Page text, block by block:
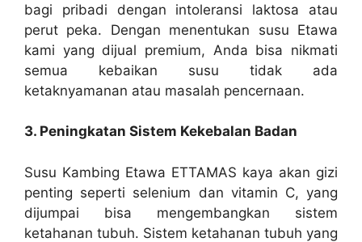
bagi pribadi dengan intoleransi laktosa atau
perut peka. Dengan menentukan susu Etawa
kami yang dijual premium, Anda bisa nikmati
semua kebaikan susu tidak ada
ketaknyamanan atau masalah pencernaan.
3. Peningkatan Sistem Kekebalan Badan
Susu Kambing Etawa ETTAMAS kaya akan gizi
penting seperti selenium dan vitamin C, yang
dijumpai bisa mengembangkan sistem
ketahanan tubuh. Sistem ketahanan tubuh yang